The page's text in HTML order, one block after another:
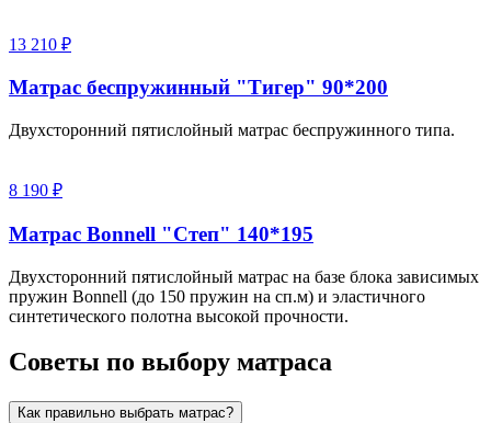
13 210 ₽
Матрас беспружинный "Тигер" 90*200
Двухсторонний пятислойный матрас беспружинного типа.
8 190 ₽
Матрас Bonnell "Степ" 140*195
Двухсторонний пятислойный матрас на базе блока зависимых
пружин Bonnell (до 150 пружин на сп.м) и эластичного
синтетического полотна высокой прочности.
Советы по выбору матраса
Как правильно выбрать матрас?